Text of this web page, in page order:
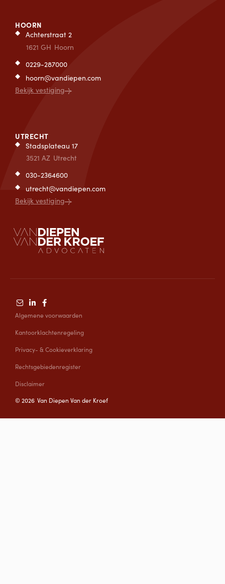
HOORN
Achterstraat 2
1621 GH Hoorn
0229-287000
hoorn@vandiepen.com
Bekijk vestiging
UTRECHT
Stadsplateau 17
3521 AZ Utrecht
030-2364600
utrecht@vandiepen.com
Bekijk vestiging
© 2026 Van Diepen Van der Kroef
Algemene voorwaarden
Kantoorklachtenregeling
Privacy- & Cookieverklaring
Rechtsgebiedenregister
Disclaimer